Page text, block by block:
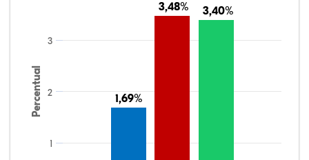
Percentual 1,69%
1,69%
3,48%
3,48% 3,40%
3,40%
1
2
3